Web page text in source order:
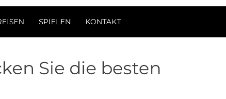
SPIELEN KONTAKT
Sie die besten